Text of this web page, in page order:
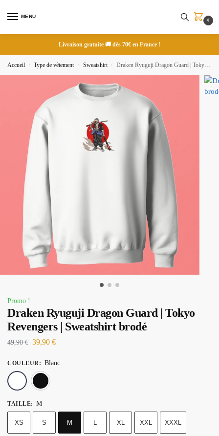
MENU
0
Livraison gratuite 🚚 dès 70€ en France !
Accueil / Type de vêtement / Sweatshirt / Draken Ryuguji Dragon Guard | Tokyo Revengers | Sweatshirt brodé
Promo !
Draken Ryuguji Dragon Guard | Tokyo
Revengers | Sweatshirt brodé
49,90€ 39,90 €
COULEUR : Blanc
TAILLE: M
XS S M L XL XXL XXXL